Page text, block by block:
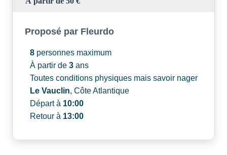
Proposé par Fleurdo
8 personnes maximum
À partir de 3 ans
Toutes conditions physiques mais savoir nager
Le Vauclin, Côte Atlantique
Départ à 10:00
Retour à 13:00